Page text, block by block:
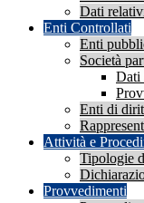
Dati
Enti Controllati
Enti
Società
Dati
Enti di
Attività e
Tipologie
Provvedimenti